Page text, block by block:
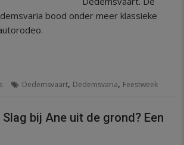
bood onder meer klassieke
Dedemsvaart, Dedemsvaria, Feestweek
bij Ane uit de grond? Een